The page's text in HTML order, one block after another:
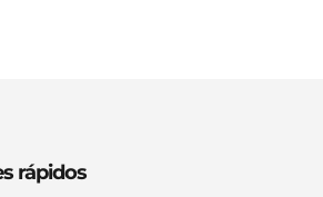
rápidos